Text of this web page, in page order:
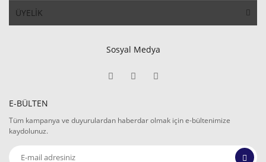
ÜYELİK
Sosyal Medya
E-BÜLTEN
Tüm kampanya ve duyurulardan haberdar olmak için e-bültenimize
kaydolunuz.